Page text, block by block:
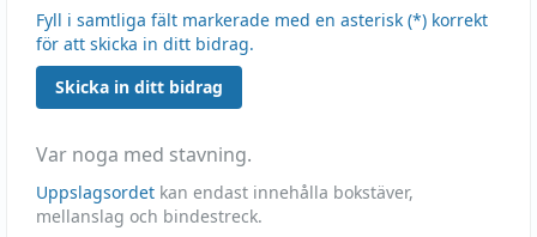
Fyll i samtliga fält markerade med en asterisk (*) korrekt
för att skicka in ditt bidrag.
Skicka in ditt bidrag
Var noga med stavning.
Uppslagsordet kan endast innehålla bokstäver,
mellanslag och bindestreck.